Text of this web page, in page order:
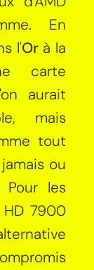
En
l'Orà la
carte
aurait
mais
tout
ou
les
HD 7900